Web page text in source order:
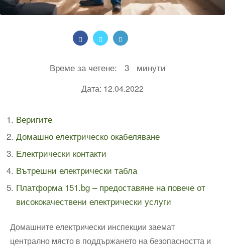
Време за четене: 3 минути
Дата: 12.04.2022
Веригите
Домашно електрическо окабеляване
Електрически контакти
Вътрешни електрически табла
Платформа 151.bg – предоставяне на повече от
висококачествени електрически услуги
Домашните електрически инспекции заемат
централно място в поддържането на безопасността и